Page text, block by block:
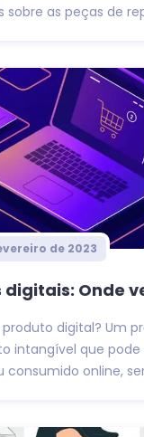
as peças de
de 2023
digitais: Onde
digital? Um
intangível que pode
consumido online,